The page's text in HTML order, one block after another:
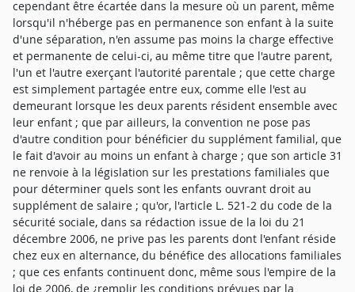
cependant être écartée dans la mesure où un parent, même
lorsqu'il n'héberge pas en permanence son enfant à la suite
d'une séparation, n'en assume pas moins la charge effective
et permanente de celui-ci, au même titre que l'autre parent,
l'un et l'autre exerçant l'autorité parentale ; que cette charge
est simplement partagée entre eux, comme elle l'est au
demeurant lorsque les deux parents résident ensemble avec
leur enfant ; que par ailleurs, la convention ne pose pas
d'autre condition pour bénéficier du supplément familial, que
le fait d'avoir au moins un enfant à charge ; que son article 31
ne renvoie à la législation sur les prestations familiales que
pour déterminer quels sont les enfants ouvrant droit au
supplément de salaire ; qu'or, l'article L. 521-2 du code de la
sécurité sociale, dans sa rédaction issue de la loi du 21
décembre 2006, ne prive pas les parents dont l'enfant réside
chez eux en alternance, du bénéfice des allocations familiales
; que ces enfants continuent donc, même sous l'empire de la
loi de 2006, de ¿remplir les conditions prévues par la